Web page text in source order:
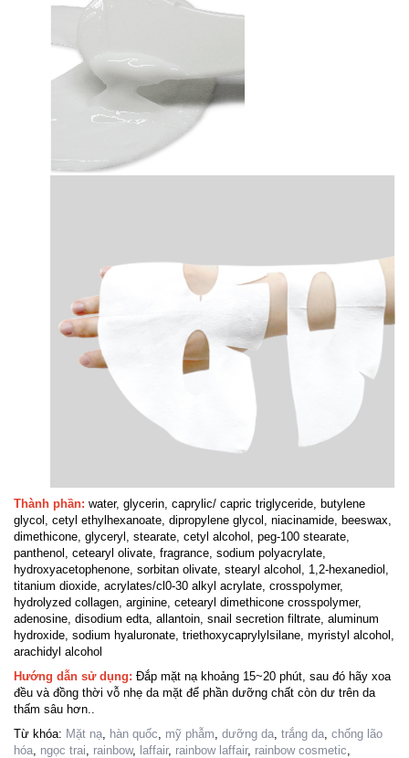
Thành phần: water, glycerin, caprylic/ capric triglyceride, butylene
glycol, cetyl ethylhexanoate, dipropylene glycol, niacinamide, beeswax,
dimethicone, glyceryl, stearate, cetyl alcohol, peg-100 stearate,
panthenol, cetearyl olivate, fragrance, sodium polyacrylate,
hydroxyacetophenone, sorbitan olivate, stearyl alcohol, 1,2-hexanediol,
titanium dioxide, acrylates/cl0-30 alkyl acrylate, crosspolymer,
hydrolyzed collagen, arginine, cetearyl dimethicone crosspolymer,
adenosine, disodium edta, allantoin, snail secretion filtrate, aluminum
hydroxide, sodium hyaluronate, triethoxycaprylylsilane, myristyl alcohol,
arachidyl alcohol
Hướng dẫn sử dụng: Đắp mặt nạ khoảng 15~20 phút, sau đó hãy xoa
đều và đồng thời vỗ nhẹ da mặt để phần dưỡng chất còn dư trên da
thấm sâu hơn..
Từ khóa: Mặt nạ hàn quốc mỹ phẫm dưỡng da trắng da chống lão
hóa ngọc trai rainbow, laffair, rainbow laffair, rainbow cosmetic